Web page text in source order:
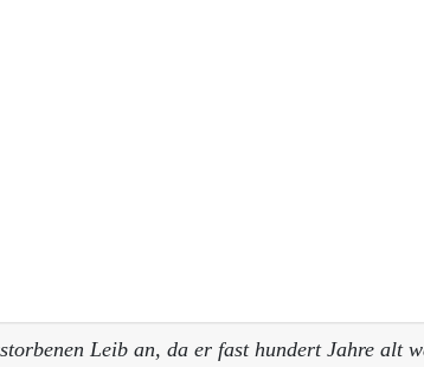
Leib an, da er fast hundert Jahre alt